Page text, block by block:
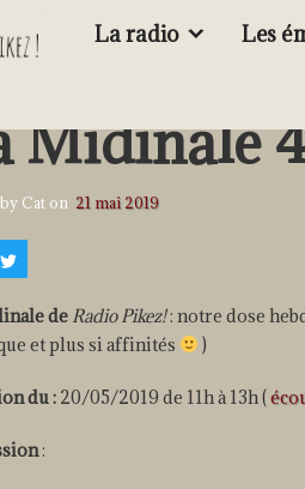
La radio Les
Midinale
Cat on 21 mai 2019
de Radio Pikez!: notre dose
et plus si affinités
)
du : 20/05/2019 de 11h à 13h (
: